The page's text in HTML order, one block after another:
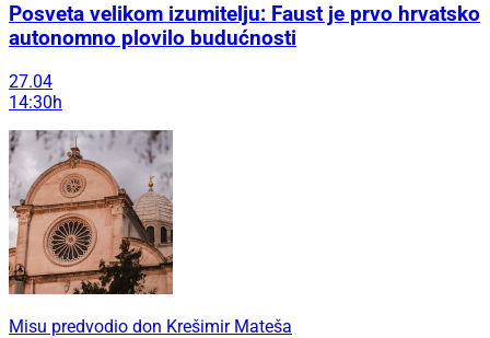
Posveta velikom izumitelju: Faust je prvo hrvatsko
autonomno plovilo budućnosti
27.04
14:30h
Misu predvodio don Krešimir Mateša